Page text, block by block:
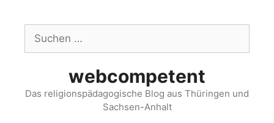
webcompetent
Das religionspädagogische Blog aus Thüringen und
Sachsen-Anhalt